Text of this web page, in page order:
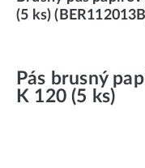
(5 ks)
Pás brusný
K 120 (5 ks)